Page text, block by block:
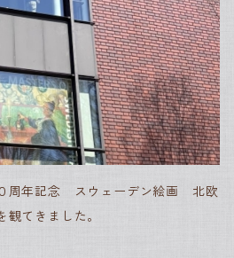
０周年記念 スウェーデン絵画 北欧
てきました。